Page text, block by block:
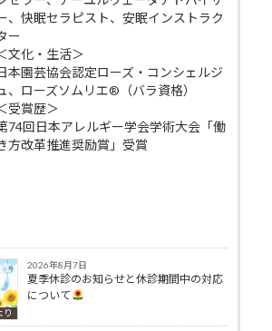
、快眠セラピスト、安眠インストラク
ー
文化・生活＞
本園芸協会認定ローズ・コンシェルジ
、ローズソムリエ®（バラ資格）
受賞歴＞
74回日本アレルギー学会学術大会「働
方改革推進奨励賞」受賞
り
2026年8月7日
夏季休診のお知らせと休診期間中の対応
について